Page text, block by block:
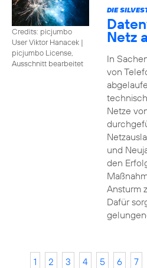
Credits: picjumbo
User Viktor Hanacek |
picjumbo License,
Ausschnitt bearbeitet
DIE
Netz
In
von
Netze
und
den
Ansturm
Dafür
1 2 3 4 5 6 7